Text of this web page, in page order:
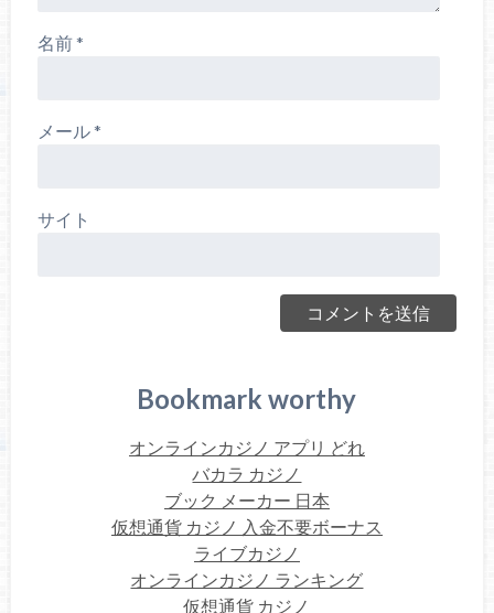
名前*
メール*
サイト
Bookmark worthy
オンラインカジノ アプリ どれ
バカラ カジノ
ブック メーカー 日本
仮想通貨 カジノ 入金不要ボーナス
ライブカジノ
オンラインカジノ ランキング
仮想通貨 カジノ